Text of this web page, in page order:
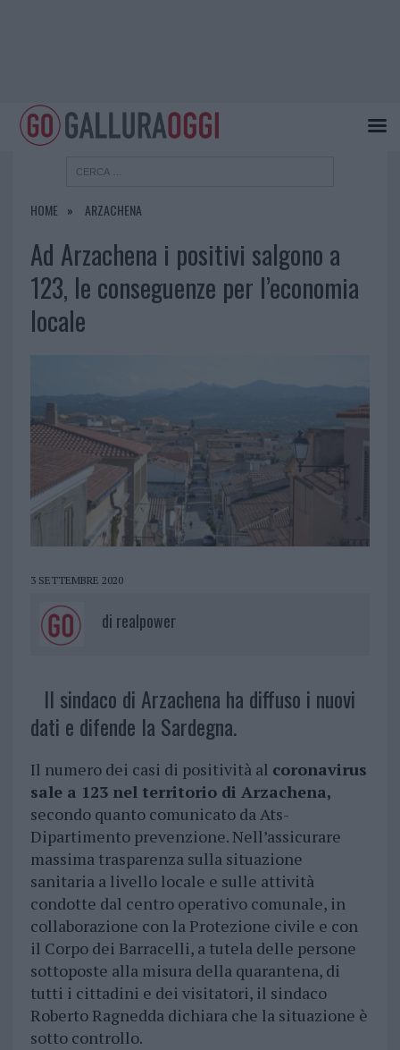
HOME ARZACHENA
Ad Arzachena i positivi salgono a
123, le conseguenze per l’economia
locale
3 SETTEMBRE 2020
di realpower
Il sindaco di Arzachena ha diffuso i nuovi
dati e difende la Sardegna.
Il numero dei casi di positività al coronavirus
sale a 123 nel territorio di Arzachena,
secondo quanto comunicato da Ats-
Dipartimento prevenzione. Nell’assicurare
massima trasparenza sulla situazione
sanitaria a livello locale e sulle attività
condotte dal centro operativo comunale, in
collaborazione con la Protezione civile e con
il Corpo dei Barracelli, a tutela delle persone
sottoposte alla misura della quarantena, di
tutti i cittadini e dei visitatori, il sindaco
Roberto Ragnedda dichiara che la situazione è
sotto controllo.